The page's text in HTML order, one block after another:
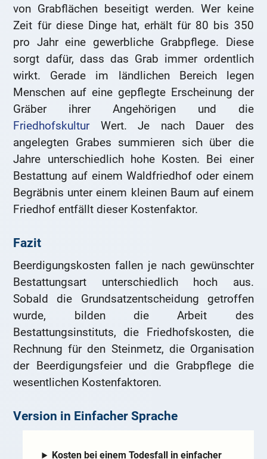
von Grabflächen beseitigt werden. Wer keine
Zeit für diese Dinge hat, erhält für 80 bis 350
pro Jahr eine gewerbliche Grabpflege. Diese
sorgt dafür, dass das Grab immer ordentlich
wirkt. Gerade im ländlichen Bereich legen
Menschen auf eine gepflegte Erscheinung der
Gräber ihrer Angehörigen und die
FriedhofskulturWert. Je nach Dauer des
angelegten Grabes summieren sich über die
Jahre unterschiedlich hohe Kosten. Bei einer
Bestattung auf einem Waldfriedhof oder einem
Begräbnis unter einem kleinen Baum auf einem
Friedhof entfällt dieser Kostenfaktor.
Fazit
Beerdigungskosten fallen je nach gewünschter
Bestattungsart unterschiedlich hoch aus.
Sobald die Grundsatzentscheidung getroffen
wurde, bilden die Arbeit des
Bestattungsinstituts, die Friedhofskosten, die
Rechnung für den Steinmetz, die Organisation
der Beerdigungsfeier und die Grabpflege die
wesentlichen Kostenfaktoren.
Version in Einfacher Sprache
Kosten bei einem Todesfall in einfacher